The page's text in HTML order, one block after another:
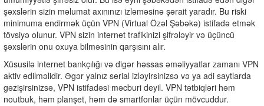
şəxslərin sizin məlumat axınınızı izləməsinə şərait yaradır. Bu riski
minimuma endirmək üçün VPN (Virtual Özəl Şəbəkə) istifadə etmək
tövsiyə olunur. VPN sizin internet trafikinizi şifrələyir və üçüncü
şəxslərin onu oxuya bilməsinin qarşısını alır.
Xüsusilə internet bankçılığı və digər həssas əməliyyatlar zamanı VPN
aktiv edilməlidir. Əgər yalnız serial izləyirsinizsə və ya adi saytlarda
gəzişirsinizsə, VPN istifadəsi məcburi deyil. VPN tətbiqləri həm
noutbuk, həm planşet, həm də smartfonlar üçün mövcuddur.